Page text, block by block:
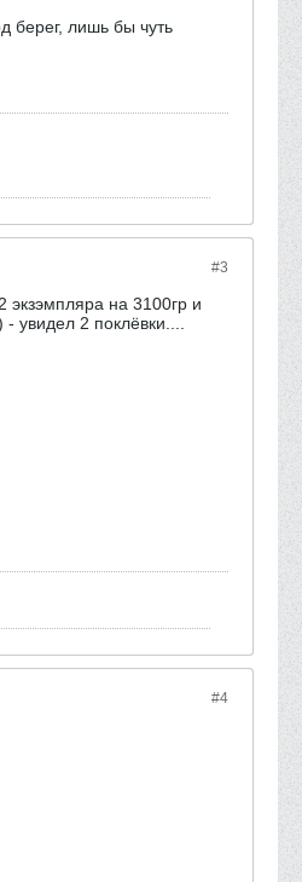
берег, лишь бы чуть
#3
на 3100гр и
увидел 2 поклёвки....
#4